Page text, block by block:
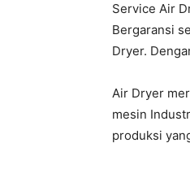
Hasta
Prakarsa
Service Air
Bergaransi
Dryer.
Air Dryer
mesin
produksi